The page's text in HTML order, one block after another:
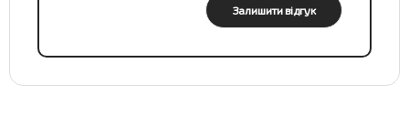
Залишити відгук